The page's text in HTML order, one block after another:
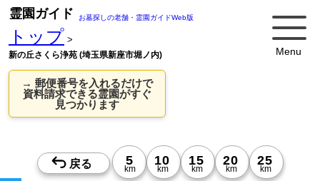
Menu
霊園ガイド お墓探しの老舗・霊園ガイドWeb版
トップ >
新の丘さくら浄苑 (埼玉県新座市堀ノ内)
→ 郵便番号を入れるだけで
資料請求できる霊園がすぐ
見つかります